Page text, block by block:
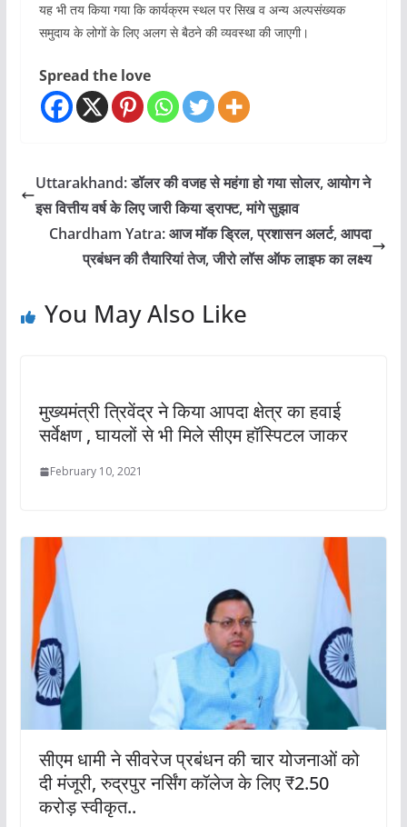
यह भी तय किया गया कि कार्यक्रम स्थल पर सिख व अन्य अल्पसंख्यक
समुदाय के लोगों के लिए अलग से बैठने की व्यवस्था की जाएगी।
Spread the love
Uttarakhand: डॉलर की वजह से महंगा हो गया सोलर, आयोग ने
इस वित्तीय वर्ष के लिए जारी किया ड्राफ्ट, मांगे सुझाव
Chardham Yatra: आज मॉक ड्रिल, प्रशासन अलर्ट, आपदा
प्रबंधन की तैयारियां तेज, जीरो लॉस ऑफ लाइफ का लक्ष्य
You May Also Like
मुख्यमंत्री त्रिवेंद्र ने किया आपदा क्षेत्र का हवाई
सर्वेक्षण , घायलों से भी मिले सीएम हॉस्पिटल जाकर
February 10, 2021
सीएम धामी ने सीवरेज प्रबंधन की चार योजनाओं को
दी मंजूरी, रुद्रपुर नर्सिंग कॉलेज के लिए ₹2.50
करोड़ स्वीकृत..